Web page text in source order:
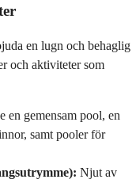
en lugn och behaglig
och aktiviteter som
en gemensam pool, en
samt pooler för
Njut av